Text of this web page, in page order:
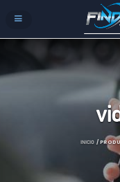
INICIO /